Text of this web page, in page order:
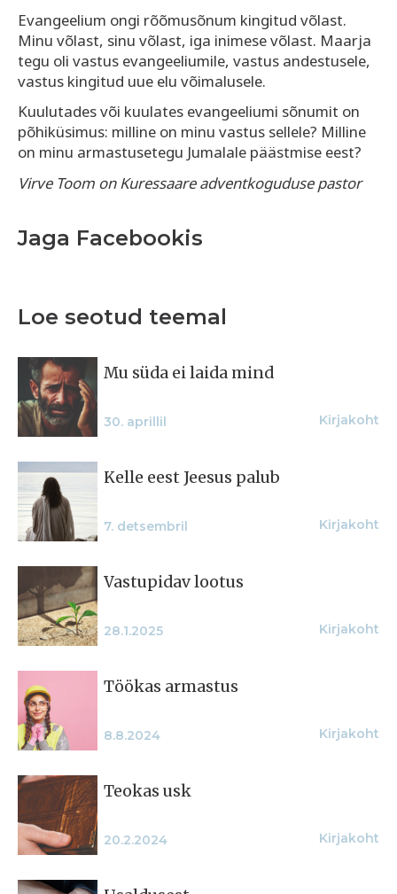
Evangeelium ongi rõõmusõnum kingitud võlast.
Minu võlast, sinu võlast, iga inimese võlast. Maarja
tegu oli vastus evangeeliumile, vastus andestusele,
vastus kingitud uue elu võimalusele.
Kuulutades või kuulates evangeeliumi sõnumit on
põhiküsimus: milline on minu vastus sellele? Milline
on minu armastusetegu Jumalale päästmise eest?
Virve Toom on Kuressaare adventkoguduse pastor
Jaga Facebookis
Loe seotud teemal
Mu süda ei laida mind
30. aprillil Kirjakoht
Kelle eest Jeesus palub
7. detsembril Kirjakoht
Vastupidav lootus
28.1.2025 Kirjakoht
Töökas armastus
8.8.2024 Kirjakoht
Teokas usk
20.2.2024 Kirjakoht